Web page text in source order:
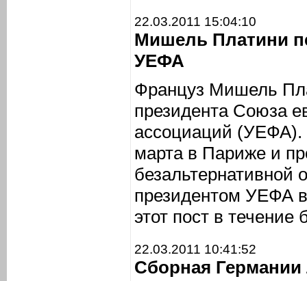
22.03.2011 15:04:10
Мишель Платини
УЕФА
Француз Мишель
президента Союза
ассоциаций (УЕФА).
марта в Париже и
безальтернативной
президентом УЕФА в
этот пост в
22.03.2011 10:41:52
Сборная